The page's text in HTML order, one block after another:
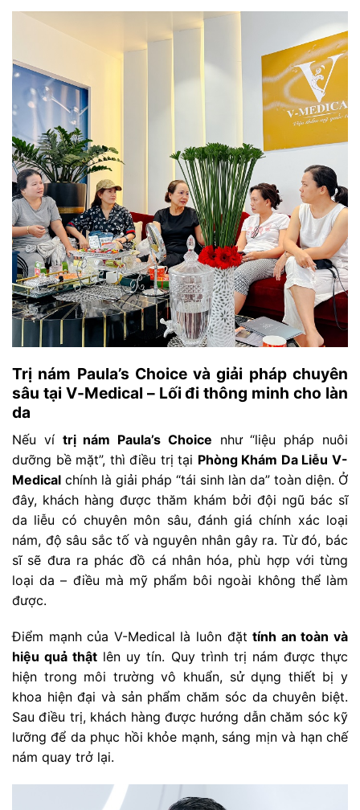
Trị nám Paula’s Choice và giải pháp chuyên
sâu tại V-Medical – Lối đi thông minh cho làn
da
Nếu ví trị nám Paula’s Choice như “liệu pháp nuôi
dưỡng bề mặt”, thì điều trị tại Phòng Khám Da Liễu V-
Medical chính là giải pháp “tái sinh làn da” toàn diện. Ở
đây, khách hàng được thăm khám bởi đội ngũ bác sĩ
da liễu có chuyên môn sâu, đánh giá chính xác loại
nám, độ sâu sắc tố và nguyên nhân gây ra. Từ đó, bác
sĩ sẽ đưa ra phác đồ cá nhân hóa, phù hợp với từng
loại da – điều mà mỹ phẩm bôi ngoài không thể làm
được.
Điểm mạnh của V-Medical là luôn đặttính an toàn và
hiệu quả thật lên uy tín. Quy trình trị nám được thực
hiện trong môi trường vô khuẩn, sử dụng thiết bị y
khoa hiện đại và sản phẩm chăm sóc da chuyên biệt.
Sau điều trị, khách hàng được hướng dẫn chăm sóc kỹ
lưỡng để da phục hồi khỏe mạnh, sáng mịn và hạn chế
nám quay trở lại.